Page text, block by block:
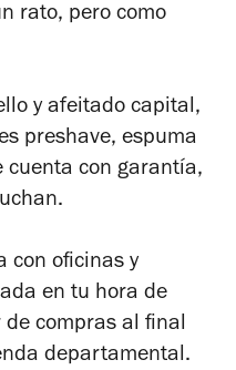
rato, pero como
y afeitado capital,
preshave, espuma
cuenta con garantía,
con oficinas y
en tu hora de
compras al final
departamental.